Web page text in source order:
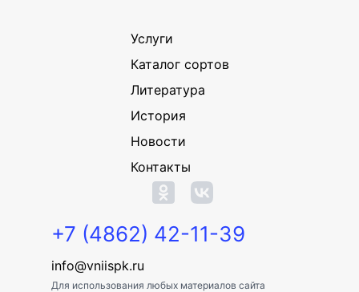
Услуги
Каталог сортов
Литература
История
Новости
Контакты
+7 (4862) 42-11-39
info@vniispk.ru
Для использования любых материалов сайта